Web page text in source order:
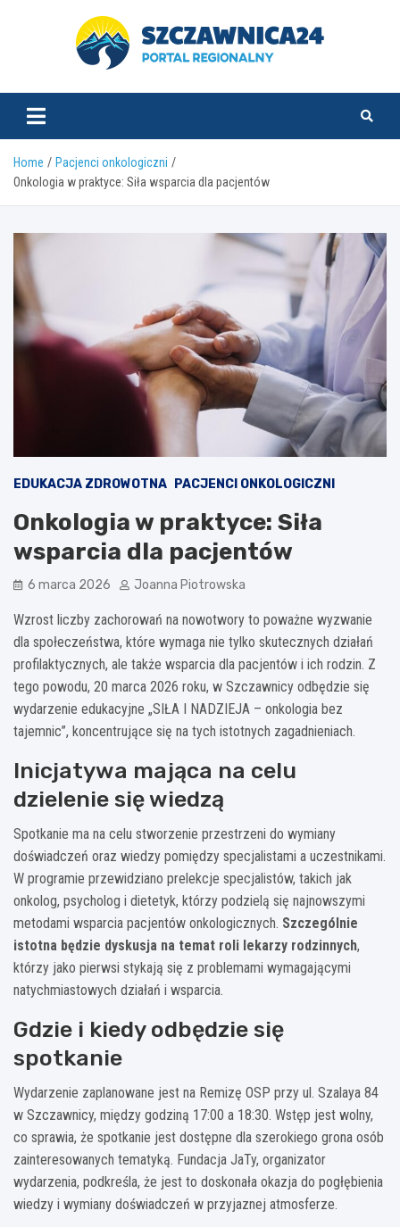
szczawnica24.pl
Home
Pacjenci onkologiczni
Onkologia w praktyce: Siła wsparcia dla pacjentów
EDUKACJA ZDROWOTNA PACJENCI ONKOLOGICZNI
Onkologia w praktyce: Siła
wsparcia dla pacjentów
6 marca 2026 Joanna Piotrowska
Wzrost liczby zachorowań na nowotwory to poważne wyzwanie
dla społeczeństwa, które wymaga nie tylko skutecznych działań
profilaktycznych, ale także wsparcia dla pacjentów i ich rodzin. Z
tego powodu, 20 marca 2026 roku, w Szczawnicy odbędzie się
wydarzenie edukacyjne „SIŁA I NADZIEJA – onkologia bez
tajemnic”, koncentrujące się na tych istotnych zagadnieniach.
Inicjatywa mająca na celu
dzielenie się wiedzą
Spotkanie ma na celu stworzenie przestrzeni do wymiany
doświadczeń oraz wiedzy pomiędzy specjalistami a uczestnikami.
W programie przewidziano prelekcje specjalistów, takich jak
onkolog, psycholog i dietetyk, którzy podzielą się najnowszymi
metodami wsparcia pacjentów onkologicznych. Szczególnie
istotna będzie dyskusja na temat roli lekarzy rodzinnych,
którzy jako pierwsi stykają się z problemami wymagającymi
natychmiastowych działań i wsparcia.
Gdzie i kiedy odbędzie się
spotkanie
Wydarzenie zaplanowane jest na Remizę OSP przy ul. Szalaya 84
w Szczawnicy, między godziną 17:00 a 18:30. Wstęp jest wolny,
co sprawia, że spotkanie jest dostępne dla szerokiego grona osób
zainteresowanych tematyką. Fundacja JaTy, organizator
wydarzenia, podkreśla, że jest to doskonała okazja do pogłębienia
wiedzy i wymiany doświadczeń w przyjaznej atmosferze.